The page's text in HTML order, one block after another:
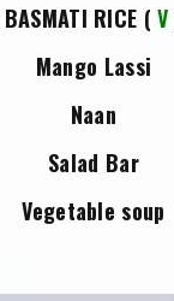
BASMATI RICE (V
Mango Lassi
Naan
Salad Bar
Vegetable soup